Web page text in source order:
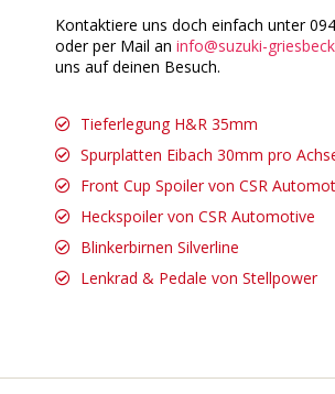
Kontaktiere uns doch einfach unter
oder per Mail an info@suzuki-
uns auf deinen Besuch.
Tieferlegung H&R 35mm
Spurplatten Eibach 30mm pro
Front Cup Spoiler von CSR
Heckspoiler von CSR Automotive
Blinkerbirnen Silverline
Lenkrad & Pedale von Stellpower